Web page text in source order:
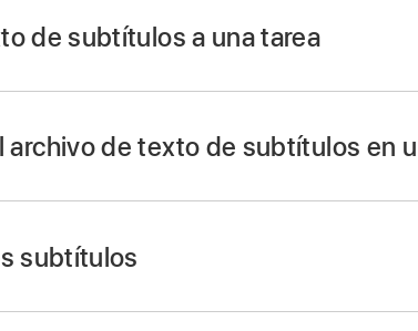
de subtítulos a una tarea
archivo”.
un archivo de subtítulos descriptivos
archivo de texto de subtítulos en
clic en “Seleccionar archivo” y selecciona
fila situada debajo del encabezamiento
subtítulos